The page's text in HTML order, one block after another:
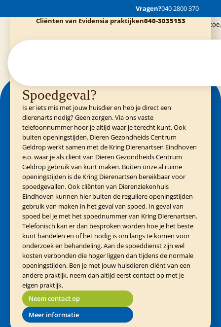
Vragen?040 2800 370
Ik kom hier al jaren. Een erg fijne dierengezondheidscentrum met stuk voor
stuk kundige en super vriendelijke dierenartsen. Ik breng mijn hond er met
een gerust hart naartoe.
0900-4455555
Cliënten van Evidensia praktijken040-3035153
Spoedgeval?
Is er iets mis met jouw huisdier en heb je direct een
dierenarts nodig? Geen zorgen. Via ons vaste
telefoonnummer hoor je altijd waar je terecht kunt. Ook
buiten openingstijden. Dieren Gezondheids Centrum
Geldrop werkt samen met de Kring Dierenartsen Eindhoven
e.o. waar je als cliënt van Dieren Gezondheids Centrum
Geldrop gebruik van kunt maken. Buiten onze al ruime
openingstijden is de Kring Dierenartsen bereikbaar voor
spoedgevallen. Ook cliënten van Dierenziekenhuis
Eindhoven kunnen hier buiten de reguliere openingstijden
gebruik van maken in het geval van spoed. In geval van
spoed bel je met het spoednummer van Kring Dierenartsen.
Telefonisch kan er dan besproken worden hoe je het beste
kunt handelen en of het nodig is om langs te komen voor
onderzoek en behandeling. Aan de spoeddienst zijn wel
kosten verbonden die hoger liggen dan tijdens de normale
openingstijden. Ben je met jouw huisdieren cliënt van een
andere praktijk, neem dan altijd eerst contact op met je
eigen praktijk.
Neem contact op
Meer informatie